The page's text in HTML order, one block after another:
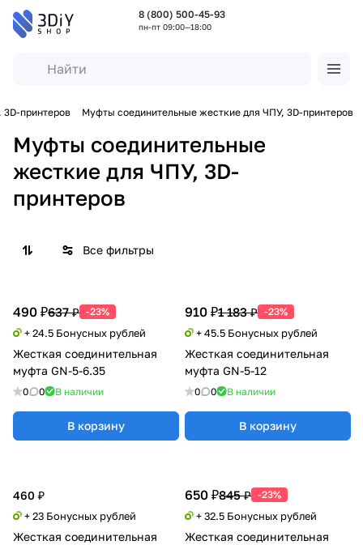
8 (800) 500-45-93
пн-пт 09:00—18:00
принтеров Муфты соединительные жесткие для ЧПУ, 3D-принтеров
Муфты соединительные
жесткие для ЧПУ, 3D-
принтеров
Все фильтры
490 ₽637 ₽ -23%
+ 24.5 Бонусных рублей
Жесткая соединительная
муфта GN-5-6.35
0 0 В наличии
В корзину
910 ₽1 183 ₽ -23%
+ 45.5 Бонусных рублей
Жесткая соединительная
муфта GN-5-12
0 0 В наличии
В корзину
460 ₽
+ 23 Бонусных рублей
Жесткая соединительная
650 ₽845 ₽ -23%
+ 32.5 Бонусных рублей
Жесткая соединительная